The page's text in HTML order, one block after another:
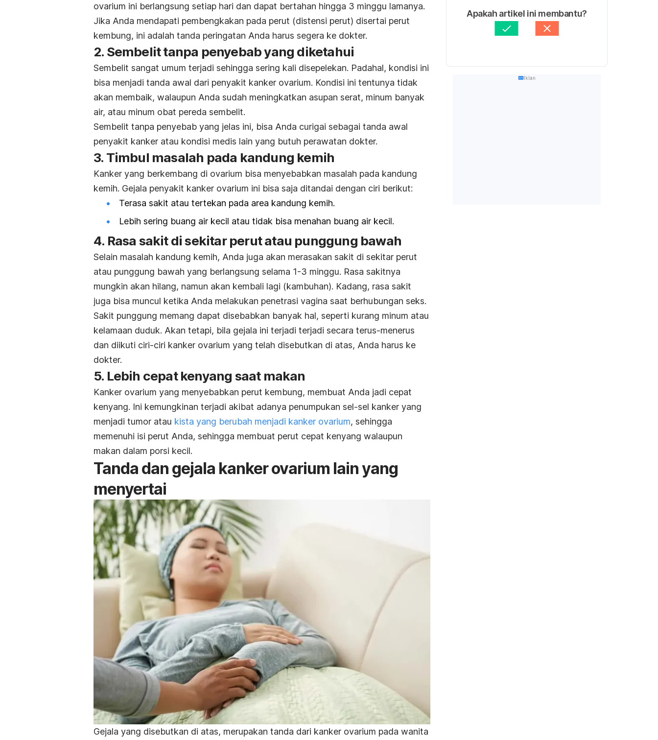
ovarium ini berlangsung setiap hari dan dapat bertahan hingga 3 minggu lamanya.
Jika Anda mendapati pembengkakan pada perut (distensi perut) disertai perut
kembung, ini adalah tanda peringatan Anda harus segera ke dokter.
2. Sembelit tanpa penyebab yang diketahui
Sembelit sangat umum terjadi sehingga sering kali disepelekan. Padahal, kondisi ini
bisa menjadi tanda awal dari penyakit kanker ovarium. Kondisi ini tentunya tidak
akan membaik, walaupun Anda sudah meningkatkan asupan serat, minum banyak
air, atau minum obat pereda sembelit.
Sembelit tanpa penyebab yang jelas ini, bisa Anda curigai sebagai tanda awal
penyakit kanker atau kondisi medis lain yang butuh perawatan dokter.
3. Timbul masalah pada kandung kemih
Kanker yang berkembang di ovarium bisa menyebabkan masalah pada kandung
kemih. Gejala penyakit kanker ovarium ini bisa saja ditandai dengan ciri berikut:
Terasa sakit atau tertekan pada area kandung kemih.
Lebih sering buang air kecil atau tidak bisa menahan buang air kecil.
4. Rasa sakit di sekitar perut atau punggung bawah
Selain masalah kandung kemih, Anda juga akan merasakan sakit di sekitar perut
atau punggung bawah yang berlangsung selama 1-3 minggu. Rasa sakitnya
mungkin akan hilang, namun akan kembali lagi (kambuhan). Kadang, rasa sakit
juga bisa muncul ketika Anda melakukan penetrasi vagina saat berhubungan seks.
Sakit punggung memang dapat disebabkan banyak hal, seperti kurang minum atau
kelamaan duduk. Akan tetapi, bila gejala ini terjadi terjadi secara terus-menerus
dan diikuti ciri-ciri kanker ovarium yang telah disebutkan di atas, Anda harus ke
dokter.
5. Lebih cepat kenyang saat makan
Kanker ovarium yang menyebabkan perut kembung, membuat Anda jadi cepat
kenyang. Ini kemungkinan terjadi akibat adanya penumpukan sel-sel kanker yang
menjadi tumor atau kista yang berubah menjadi kanker ovarium, sehingga
memenuhi isi perut Anda, sehingga membuat perut cepat kenyang walaupun
makan dalam porsi kecil.
Tanda dan gejala kanker ovarium lain yang
menyertai
Gejala yang disebutkan di atas, merupakan tanda dari kanker ovarium pada wanita
Apakah artikel ini membantu?
Iklan